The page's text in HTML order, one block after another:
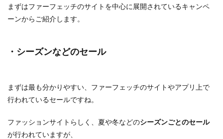
まずはファーフェッチのサイトを中心に展開されているキャンペ
ーンからご紹介します。
・シーズンなどのセール
まずは最も分かりやすい、ファーフェッチのサイトやアプリ上で
行われているセールですね。
ファッションサイトらしく、夏や冬などのシーズンごとのセール
が行われていますが、